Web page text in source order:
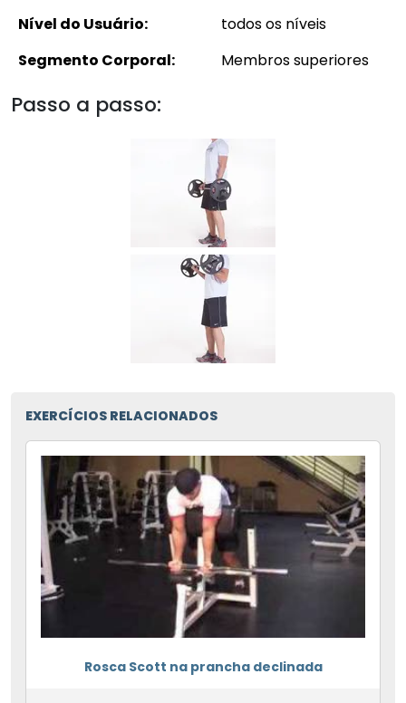
Nível do Usuário:
todos os níveis
Segmento Corporal:
Membros superiores
Passo a passo:
EXERCÍCIOS RELACIONADOS
Rosca Scott na prancha declinada